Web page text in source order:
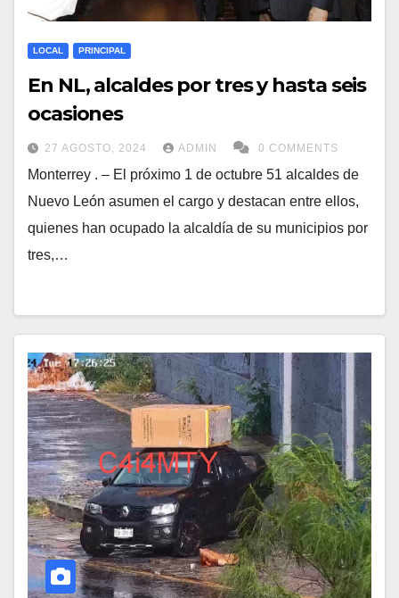
LOCAL PRINCIPAL
En NL, alcaldes por tres y hasta seis
ocasiones
27 AGOSTO, 2024 ADMIN 0 COMMENTS
Monterrey . – El próximo 1 de octubre 51 alcaldes de
Nuevo León asumen el cargo y destacan entre ellos,
quienes han ocupado la alcaldía de su municipios por
tres,…